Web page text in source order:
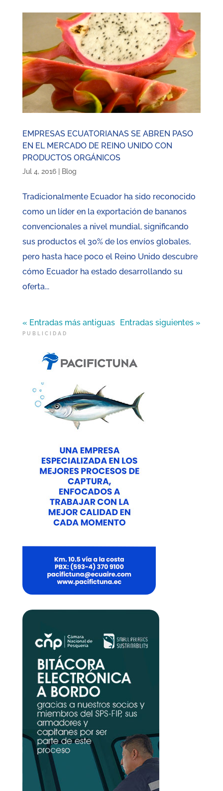
EMPRESAS ECUATORIANAS SE ABREN PASO
EN EL MERCADO DE REINO UNIDO CON
PRODUCTOS ORGÁNICOS
Jul 4, 2016| Blog
Tradicionalmente Ecuador ha sido reconocido
como un líder en la exportación de bananos
convencionales a nivel mundial, significando
sus productos el 30% de los envíos globales,
pero hasta hace poco el Reino Unido descubre
cómo Ecuador ha estado desarrollando su
oferta...
« Entradas más antiguas Entradas siguientes »